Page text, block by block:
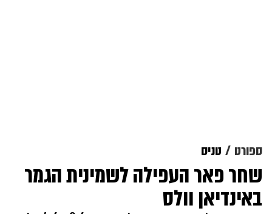
ספורט טניס
שחר פאר העפילה לשמינית הגמר
באינדיאן וולס